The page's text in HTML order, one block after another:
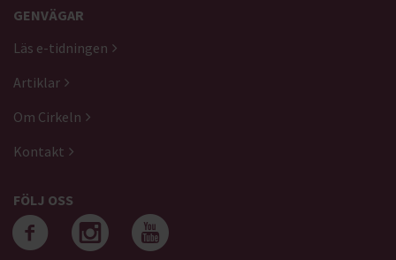
GENVÄGAR
Läs e-tidningen
Artiklar
Om Cirkeln
Kontakt
FÖLJ OSS